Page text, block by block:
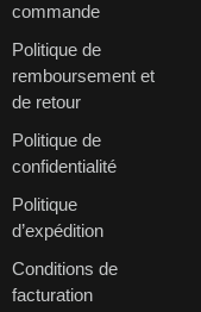
commande
Politique de
remboursement et
de retour
Politique de
confidentialité
Politique
d’expédition
Conditions de
facturation